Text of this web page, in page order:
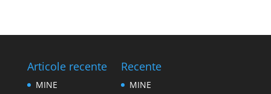
Articole recente
MINE
Recente
MINE